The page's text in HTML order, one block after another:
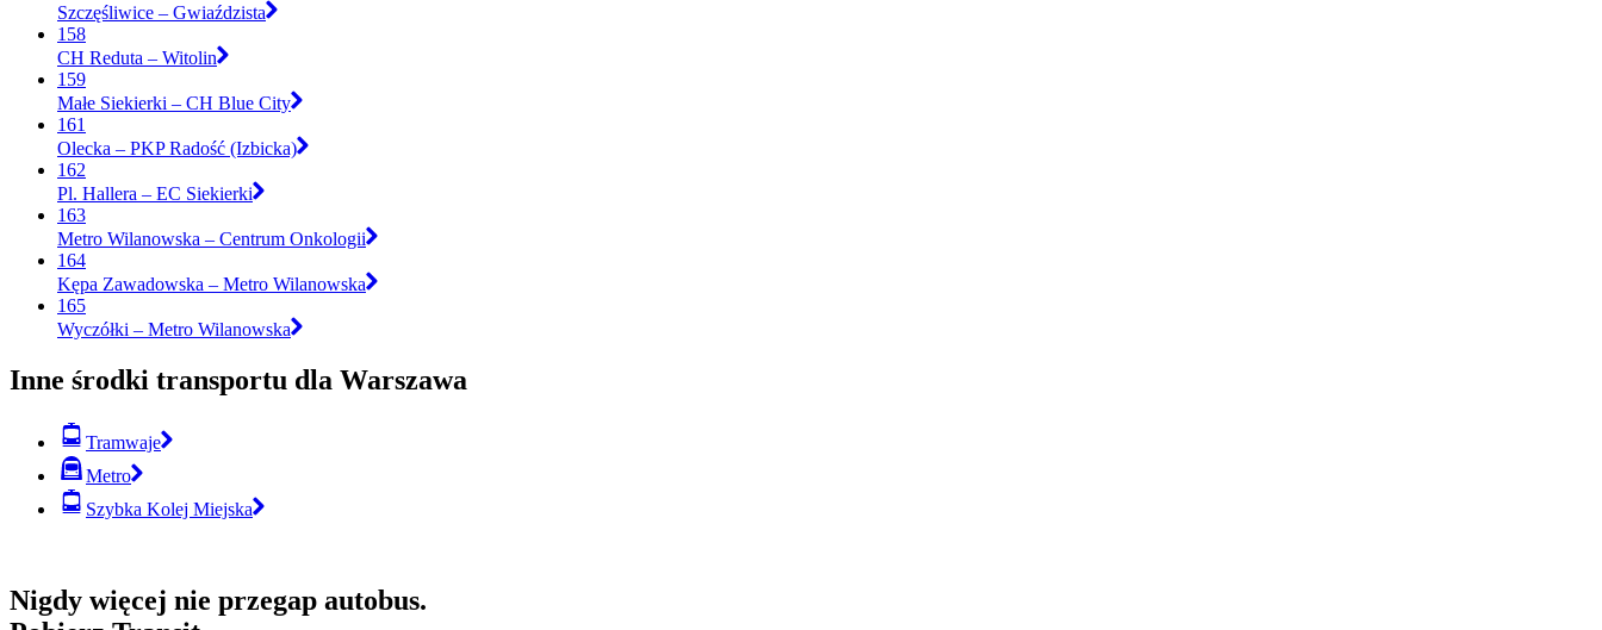
Szczęśliwice – Gwiaździsta
158
CH Reduta – Witolin
159
Małe Siekierki – CH Blue City
161
Olecka – PKP Radość (Izbicka)
162
Pl. Hallera – EC Siekierki
163
Metro Wilanowska – Centrum Onkologii
164
Kępa Zawadowska – Metro Wilanowska
165
Wyczółki – Metro Wilanowska
Inne środki transportu dla Warszawa
Tramwaje
Metro
Szybka Kolej Miejska
Nigdy więcej nie przegap autobus.